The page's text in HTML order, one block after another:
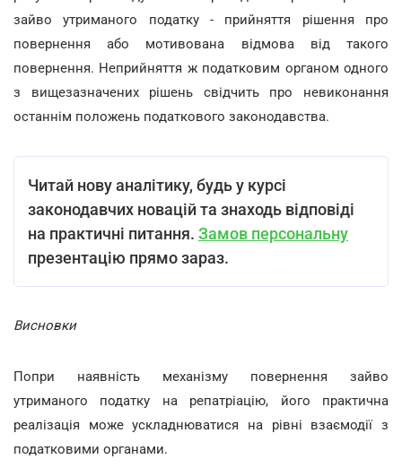
зайво утриманого податку - прийняття рішення про
повернення або мотивована відмова від такого
повернення. Неприйняття ж податковим органом одного
з вищезазначених рішень свідчить про невиконання
останнім положень податкового законодавства.
Читай нову аналітику, будь у курсі
законодавчих новацій та знаходь відповіді
на практичні питання. Замов персональну
презентацію прямо зараз.
Висновки
Попри наявність механізму повернення зайво
утриманого податку на репатріацію, його практична
реалізація може ускладнюватися на рівні взаємодії з
податковими органами.